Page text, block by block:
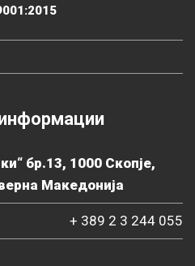
бр.13, 1000 Скопје,
Македонија
+ 389 2 3 244 055